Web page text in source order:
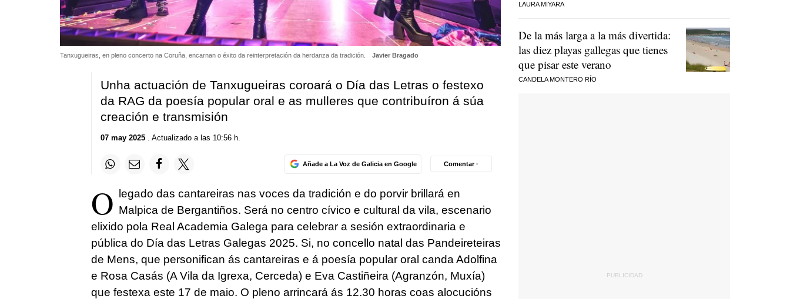
Tanxugueiras, en pleno concerto na Coruña, encarnan o éxito da reinterpretación da herdanza da tradición. Javier Bragado
Unha actuación de Tanxugueiras coroará o Día das Letras o festexo
da RAG da poesía popular oral e as mulleres que contribuíron á súa
creación e transmisión
07 may 2025. Actualizado a las 10:56 h.
Añade a La Voz de Galicia en Google Comentar ·
O legado das cantareiras nas voces da tradición e do porvir brillará en
Malpica de Bergantiños. Será no centro cívico e cultural da vila, escenario
elixido pola Real Academia Galega para celebrar a sesión extraordinaria e
pública do Día das Letras Galegas 2025. Si, no concello natal das Pandeireteiras
de Mens, que personifican ás cantareiras e á poesía popular oral canda Adolfina
e Rosa Casás (A Vila da Igrexa, Cerceda) e Eva Castiñeira (Agranzón, Muxía)
que festexa este 17 de maio. O pleno arrincará ás 12.30 horas coas alocucións
LAURA MIYARA
De la más larga a la más divertida:
las diez playas gallegas que tienes
que pisar este verano
CANDELA MONTERO RÍO